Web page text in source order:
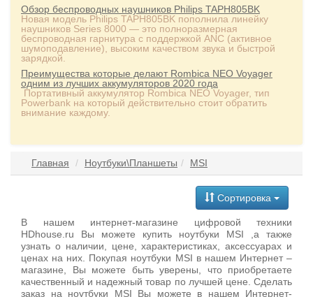
Обзор беспроводных наушников Philips TAPH805BK
Новая модель Philips TAPH805BK пополнила линейку
наушников Series 8000 — это полноразмерная
беспроводная гарнитура с поддержкой ANC (активное
шумоподавление), высоким качеством звука и быстрой
зарядкой.
Преимущества которые делают Rombica NEO Voyager
одним из лучших аккумуляторов 2020 года
Портативный аккумулятор Rombica NEO Voyager, тип
Powerbank на который действительно стоит обратить
внимание каждому.
Главная Ноутбуки\Планшеты MSI
Сортировка
В нашем интернет-магазине цифровой техники
HDhouse.ru Вы можете купить ноутбуки MSI ,а также
узнать о наличии, цене, характеристиках, аксессуарах и
ценах на них. Покупая ноутбуки MSI в нашем Интернет –
магазине, Вы можете быть уверены, что приобретаете
качественный и надежный товар по лучшей цене. Сделать
заказ на ноутбуки MSI Вы можете в нашем Интернет-